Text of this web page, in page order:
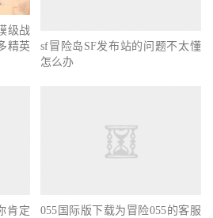
级战
精英
sf冒险岛SF发布站的问题不太懂
怎么办
055国际版下载为冒险055的客服